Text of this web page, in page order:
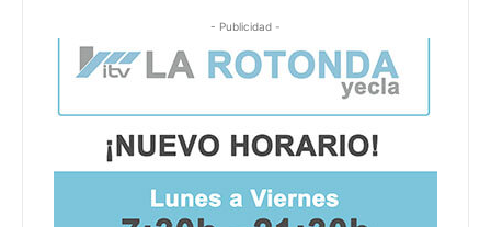
- Publicidad -